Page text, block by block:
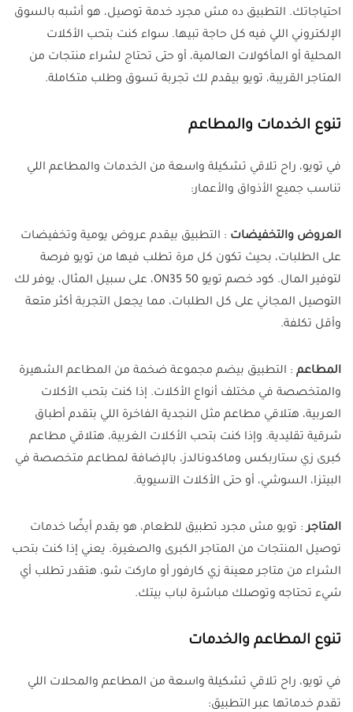
احتياجاتك. التطبيق ده مش مجرد خدمة توصيل، هو أشبه بالسوق
الإلكتروني اللي فيه كل حاجة تبيها. سواء كنت بتحب الأكلات
المحلية أو المأكولات العالمية، أو حتى تحتاج لشراء منتجات من
المتاجر القريبة، تويو بيقدم لك تجربة تسوق وطلب متكاملة.
تنوع الخدمات والمطاعم
في تويو، راح تلاقي تشكيلة واسعة من الخدمات والمطاعم اللي
تناسب جميع الأذواق والأعمار:
العروض والتخفيضات : التطبيق بيقدم عروض يومية وتخفيضات
على الطلبات، بحيث تكون كل مرة تطلب فيها من تويو فرصة
لتوفير المال. كود خصم تويو 50 ON35، على سبيل المثال، يوفر لك
التوصيل المجاني على كل الطلبات، مما يجعل التجربة أكثر متعة
وأقل تكلفة.
المطاعم : التطبيق بيضم مجموعة ضخمة من المطاعم الشهيرة
والمتخصصة في مختلف أنواع الأكلات. إذا كنت بتحب الأكلات
العربية، هتلاقي مطاعم مثل النجدية الفاخرة اللي بتقدم أطباق
شرقية تقليدية. وإذا كنت بتحب الأكلات الغربية، هتلاقي مطاعم
كبرى زي ستاربكس وماكدونالدز، بالإضافة لمطاعم متخصصة في
البيتزا، السوشي، أو حتى الأكلات الآسيوية.
المتاجر: تويو مش مجرد تطبيق للطعام، هو يقدم أيضًا خدمات
توصيل المنتجات من المتاجر الكبرى والصغيرة. يعني إذا كنت بتحب
الشراء من متاجر معينة زي كارفور أو ماركت شو، هتقدر تطلب أي
شيء تحتاجه وتوصلك مباشرة لباب بيتك.
تنوع المطاعم والخدمات
في تويو، راح تلاقي تشكيلة واسعة من المطاعم والمحلات اللي
تقدم خدماتها عبر التطبيق: